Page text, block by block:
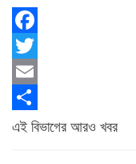
Facebook
Twitter
Email
Share
এই বিভাগের আরও খবর